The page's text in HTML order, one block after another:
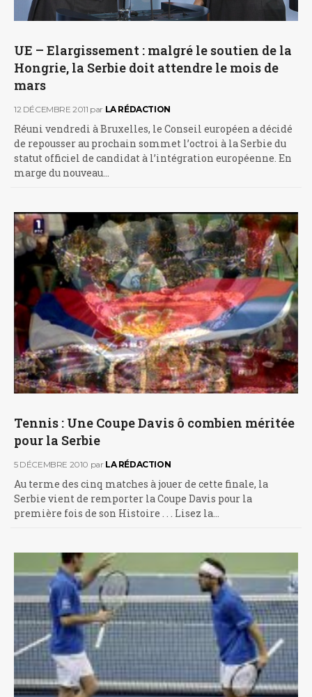
UE – Elargissement : malgré le soutien de la
Hongrie, la Serbie doit attendre le mois de
mars
12 DÉCEMBRE 2011 par LA RÉDACTION
Réuni vendredi à Bruxelles, le Conseil européen a décidé
de repousser au prochain sommet l’octroi à la Serbie du
statut officiel de candidat à l’intégration européenne. En
marge du nouveau…
Tennis : Une Coupe Davis ô combien méritée
pour la Serbie
5 DÉCEMBRE 2010 par LA RÉDACTION
Au terme des cinq matches à jouer de cette finale, la
Serbie vient de remporter la Coupe Davis pour la
première fois de son Histoire . . . Lisez la…